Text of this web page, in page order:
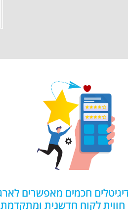
חכמים מאפשרים
לקוח חדשנית ומתקדמת